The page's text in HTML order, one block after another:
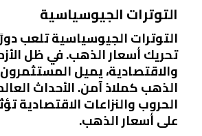
التوترات الجيوسياسية
التوترات الجيوسياسية تلعب
تحريك أسعار الذهب. في ظل
والاقتصادية، يميل
الذهب كملاذ آمن. الأحداث
الحروب والنزاعات الاقتصادية
على أسعار الذهب.